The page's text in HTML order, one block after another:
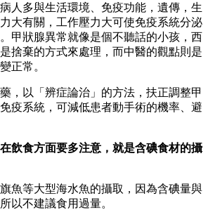
人多與生活環境、免疫功能，遺傳，生
大有關，工作壓力大可使免疫系統分泌
甲狀腺異常就像是個不聽話的小孩，西
捨棄的方式來處理，而中醫的觀點則是
正常。
，以「辨症論治」的方法，扶正調整甲
疫系統，可減低患者動手術的機率、避
飲食方面要多注意，就是含碘食材的攝
魚等大型海水魚的攝取，因為含碘量與
以不建議食用過量。